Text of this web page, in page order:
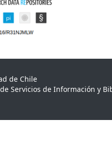
de Chile
Servicios de Información y